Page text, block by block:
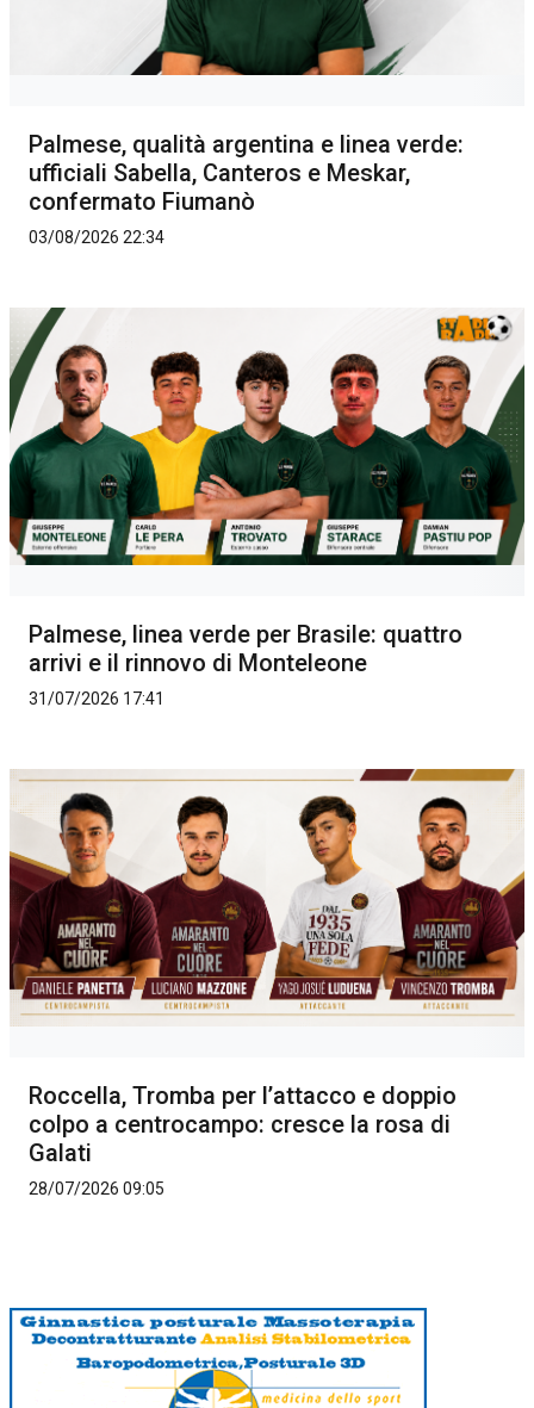
Palmese, qualità argentina e linea verde:
ufficiali Sabella, Canteros e Meskar,
confermato Fiumanò
03/08/2026 22:34
Palmese, linea verde per Brasile: quattro
arrivi e il rinnovo di Monteleone
31/07/2026 17:41
Roccella, Tromba per l’attacco e doppio
colpo a centrocampo: cresce la rosa di
Galati
28/07/2026 09:05